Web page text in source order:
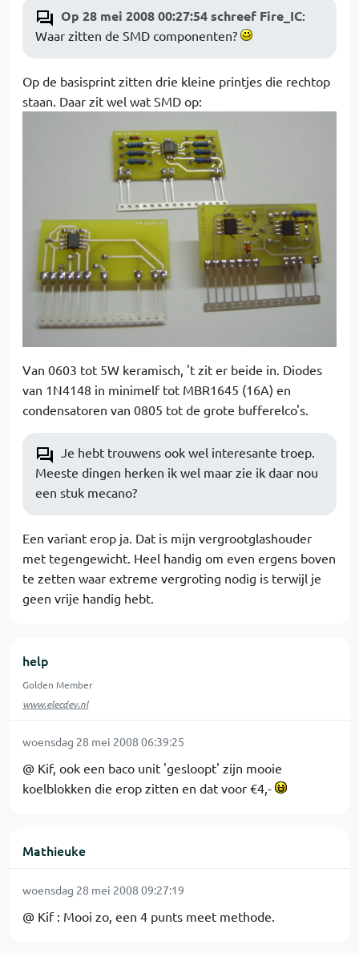
Op 28 mei 2008 00:27:54 schreef Fire_IC:
Waar zitten de SMD componenten?
Op de basisprint zitten drie kleine printjes die rechtop
staan. Daar zit wel wat SMD op:
Van 0603 tot 5W keramisch, 't zit er beide in. Diodes
van 1N4148 in minimelf tot MBR1645 (16A) en
condensatoren van 0805 tot de grote bufferelco's.
Je hebt trouwens ook wel interesante troep.
Meeste dingen herken ik wel maar zie ik daar nou
een stuk mecano?
Een variant erop ja. Dat is mijn vergrootglashouder
met tegengewicht. Heel handig om even ergens boven
te zetten waar extreme vergroting nodig is terwijl je
geen vrije handig hebt.
help
Golden Member
www.elecdev.nl
woensdag 28 mei 2008 06:39:25
@ Kif, ook een baco unit 'gesloopt' zijn mooie
koelblokken die erop zitten en dat voor €4,-
Mathieuke
woensdag 28 mei 2008 09:27:19
@ Kif : Mooi zo, een 4 punts meet methode.